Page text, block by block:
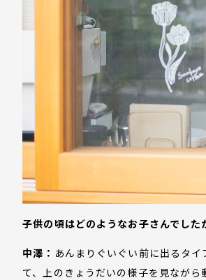
子供の頃はどのようなお子さんでした
中澤： あんまりぐいぐい前に出るタ
て、上のきょうだいの様子を見なが